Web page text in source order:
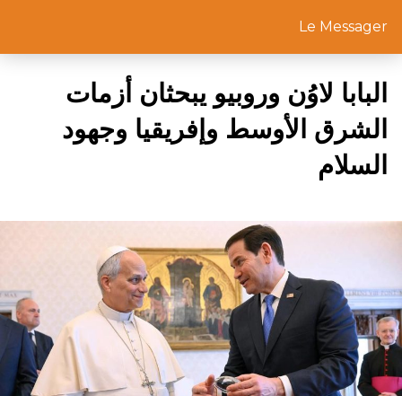
Le Messager
البابا لاوُن وروبيو يبحثان أزمات
الشرق الأوسط وإفريقيا وجهود
السلام